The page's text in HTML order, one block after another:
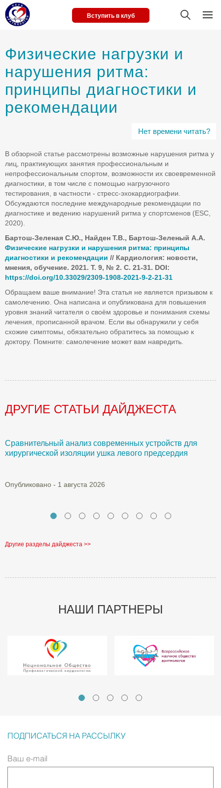
Вступить в клуб
Физические нагрузки и
нарушения ритма:
принципы диагностики и
рекомендации
Нет времени читать?
В обзорной статье рассмотрены возможные нарушения ритма у
лиц, практикующих занятия профессиональным и
непрофессиональным спортом, возможности их своевременной
диагностики, в том числе с помощью нагрузочного
тестирования, в частности - стресс-эхокардиографии.
Обсуждаются последние международные рекомендации по
диагностике и ведению нарушений ритма у спортсменов (ESC,
2020).
Бартош-Зеленая С.Ю., Найден Т.В., Бартош-Зеленый А.А.
Физические нагрузки и нарушения ритма: принципы
диагностики и рекомендации // Кардиология: новости,
мнения, обучение. 2021. Т. 9, № 2. С. 21-31. DOI:
https://doi.org/10.33029/2309-1908-2021-9-2-21-31
Обращаем ваше внимание! Эта статья не является призывом к
самолечению. Она написана и опубликована для повышения
уровня знаний читателя о своём здоровье и понимания схемы
лечения, прописанной врачом. Если вы обнаружили у себя
схожие симптомы, обязательно обратитесь за помощью к
доктору. Помните: самолечение может вам навредить.
ДРУГИЕ СТАТЬИ ДАЙДЖЕСТА
Сравнительный анализ современных устройств для
хирургической изоляции ушка левого предсердия
Опубликовано - 1 августа 2026
Другие разделы дайджеста >>
НАШИ ПАРТНЕРЫ
ПОДПИСАТЬСЯ НА РАССЫЛКУ
Ваш e-mail